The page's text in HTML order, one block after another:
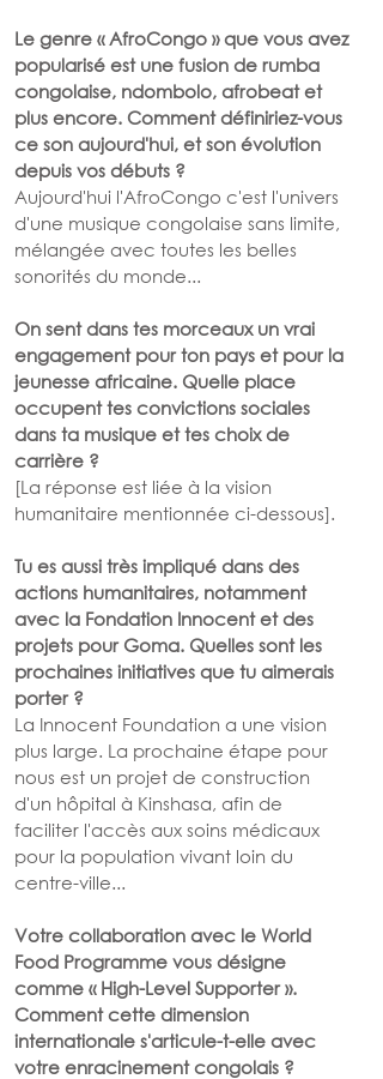
Le genre « AfroCongo » que vous avez
popularisé est une fusion de rumba
congolaise, ndombolo, afrobeat et
plus encore. Comment définiriez-vous
ce son aujourd'hui, et son évolution
depuis vos débuts ?
Aujourd'hui l'AfroCongo c'est l'univers
d'une musique congolaise sans limite,
mélangée avec toutes les belles
sonorités du monde...
On sent dans tes morceaux un vrai
engagement pour ton pays et pour la
jeunesse africaine. Quelle place
occupent tes convictions sociales
dans ta musique et tes choix de
carrière ?
[La réponse est liée à la vision
humanitaire mentionnée ci-dessous].
Tu es aussi très impliqué dans des
actions humanitaires, notamment
avec la Fondation Innocent et des
projets pour Goma. Quelles sont les
prochaines initiatives que tu aimerais
porter ?
La Innocent Foundation a une vision
plus large. La prochaine étape pour
nous est un projet de construction
d'un hôpital à Kinshasa, afin de
faciliter l'accès aux soins médicaux
pour la population vivant loin du
centre-ville...
Votre collaboration avec le World
Food Programme vous désigne
comme « High-Level Supporter ».
Comment cette dimension
internationale s'articule-t-elle avec
votre enracinement congolais ?